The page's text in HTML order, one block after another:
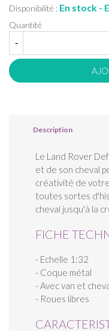
Disponibilité : En stock -
Quantité
-
Description
Le Land Rover
et de son cheval
créativité de
toutes sortes
cheval jusqu'à la
FICHE
- Echelle 1:32
- Coque métal
- Avec van et
- Roues libres